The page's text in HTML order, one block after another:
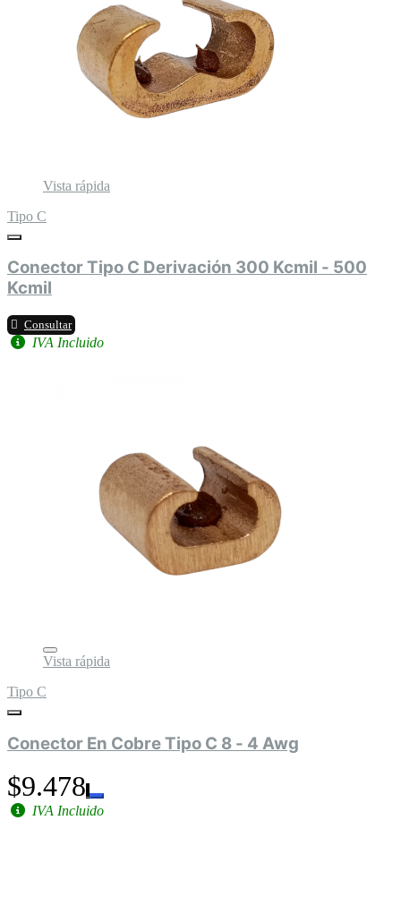
Vista rápida
Tipo C
Conector Tipo C Derivación 300 Kcmil - 500
Kcmil
Consultar
IVA Incluido
Vista rápida
Tipo C
Conector En Cobre Tipo C 8 - 4 Awg
$9.478
IVA Incluido